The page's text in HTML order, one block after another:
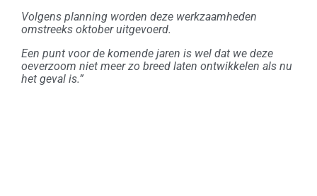
Volgens planning worden deze werkzaamheden
omstreeks oktober uitgevoerd.
Een punt voor de komende jaren is wel dat we deze
oeverzoom niet meer zo breed laten ontwikkelen als nu
het geval is.”